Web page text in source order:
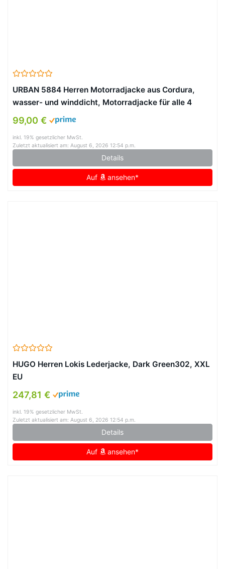
URBAN 5884 Herren Motorradjacke aus Cordura,
wasser- und winddicht, Motorradjacke für alle 4
Jahreszeiten mit herausnehmbarem Thermofutter,
Schwarz/Gelb, 3XL
99,00 €
inkl. 19% gesetzlicher MwSt.
Zuletzt aktualisiert am: August 6, 2026 12:54 p.m.
Details
Auf ansehen*
HUGO Herren Lokis Lederjacke, Dark Green302, XXL
EU
247,81 €
inkl. 19% gesetzlicher MwSt.
Zuletzt aktualisiert am: August 6, 2026 12:54 p.m.
Details
Auf ansehen*